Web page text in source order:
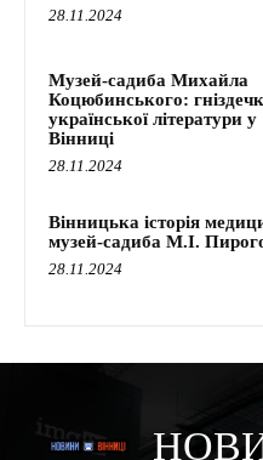
28.11.2024
Музей-садиба Михайла
Коцюбинського:
української літератури у
Вінниці
28.11.2024
Вінницька історія
музей-садиба М.І.
28.11.2024